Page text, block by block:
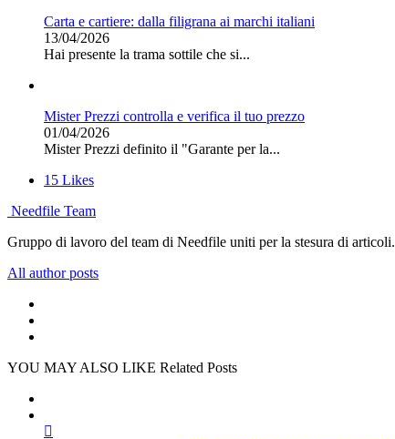
Carta e cartiere: dalla filigrana ai marchi italiani
13/04/2026
Hai presente la trama sottile che si...
Mister Prezzi controlla e verifica il tuo prezzo
01/04/2026
Mister Prezzi definito il "Garante per la...
15 Likes
Needfile Team
Gruppo di lavoro del team di Needfile uniti per la stesura di articoli.
All author posts
YOU MAY ALSO LIKE Related Posts